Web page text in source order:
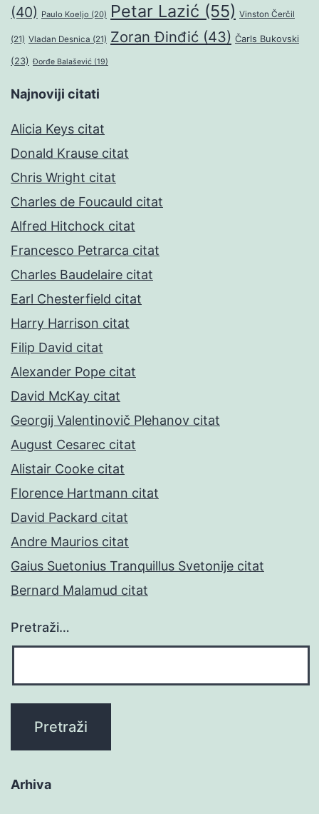
(40) Paulo Koeljo (20) Petar Lazić (55) Vinston Čerčil
(21) Vladan Desnica (21) Zoran Đinđić (43) Čarls Bukovski
(23) Đorđe Balašević (19)
Najnoviji citati
Alicia Keys citat
Donald Krause citat
Chris Wright citat
Charles de Foucauld citat
Alfred Hitchock citat
Francesco Petrarca citat
Charles Baudelaire citat
Earl Chesterfield citat
Harry Harrison citat
Filip David citat
Alexander Pope citat
David McKay citat
Georgij Valentinovič Plehanov citat
August Cesarec citat
Alistair Cooke citat
Florence Hartmann citat
David Packard citat
Andre Maurios citat
Gaius Suetonius Tranquillus Svetonije citat
Bernard Malamud citat
Pretraži…
Arhiva